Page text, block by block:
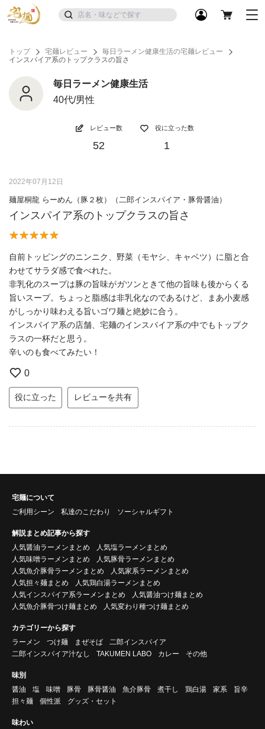
トップ 宅麺レビュー
毎日ラーメン健康生活の宅麺レビュー
インスパイア系のトップクラスの旨さ
毎日ラーメン健康生活
40代/男性
レビュー数
52
役に立った数
1
2022年07月12日
麺屋桐龍 らーめん（豚２枚）（二郎インスパイア・豚骨醤油）
インスパイア系のトップクラスの旨さ
自前トッピングのニンニク、野菜（モヤシ、キャベツ）に脂と合
わせてサラダ感で食べれた。
非乳化のスープは豚の旨味がガツンときて他の旨味も後からくる
旨いスープ。ちょっと脂感は非乳化なのであるけど、まあ小麦感
がしっかり味わえる旨いゴワ麺と絶妙に合う。
インスパイア系の店舗、宅麺のインスパイア系の中でもトップク
ラスの一杯だと思う。
辛いのも食べてみたい！
0
役に立った レビューを共有
宅麺について
ご利用シーン
私達のこだわり ソーシャルギフト
解説まとめ記事から探す
人気醤油ラーメンまとめ
人気塩ラーメンまとめ
人気味噌ラーメンまとめ
人気豚骨ラーメンまとめ
人気魚介豚骨ラーメンまとめ
人気家系ラーメンまとめ
人気担々麺まとめ
人気鶏白湯ラーメンまとめ
人気インスパイア系ラーメンまとめ
人気醤油つけ麺まとめ
人気魚介豚骨つけ麺まとめ
人気変わり種つけ麺まとめ
カテゴリーから探す
ラーメン
つけ麺 まぜそば
二郎インスパイア
二郎インスパイア汁なし
TAKUMEN LABO カレー その他
味別
醤油
塩 味噌 豚骨 豚骨醤油 魚介豚骨 煮干し 鶏白湯 家系
旨辛
担々麺
個性派 グッズ・セット
味わい